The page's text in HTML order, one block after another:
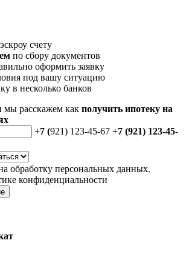
счету
по сбору документов
оформить заявку
под вашу ситуацию
в несколько банков
мы расскажем как получить ипотеку на
+7 (921) 123-45-67 +7 (921) 123-45-
обработку персональных данных.
конфиденциальности